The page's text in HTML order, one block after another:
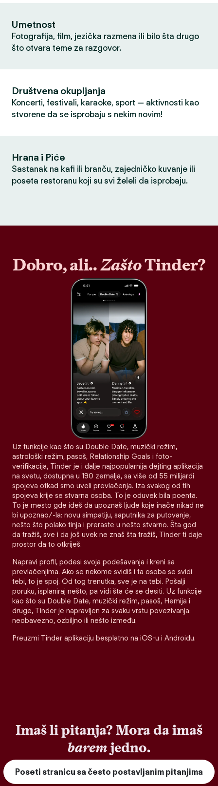
Umetnost
Fotografija, film, jezička razmena ili bilo šta drugo
što otvara teme za razgovor.
Društvena okupljanja
Koncerti, festivali, karaoke, sport — aktivnosti kao
stvorene da se isprobaju s nekim novim!
Hrana i Piće
Sastanak na kafi ili branču, zajedničko kuvanje ili
poseta restoranu koji su svi želeli da isprobaju.
Dobro, ali..ZaštoTinder?
Uz funkcije kao što su Double Date, muzički režim,
astrološki režim, pasoš, Relationship Goals i foto-
verifikacija, Tinder je i dalje najpopularnija dejting aplikacija
na svetu, dostupna u 190 zemalja, sa više od 55 milijardi
spojeva otkad smo uveli prevlačenja. Iza svakog od tih
spojeva krije se stvarna osoba. To je oduvek bila poenta.
To je mesto gde ideš da upoznaš ljude koje inače nikad ne
bi upoznao/-la: novu simpatiju, saputnika za putovanje,
nešto što polako tinja i preraste u nešto stvarno. Šta god
da tražiš, sve i da još uvek ne znaš šta tražiš, Tinder ti daje
prostor da to otkriješ.
Napravi profil, podesi svoja podešavanja i kreni sa
prevlačenjima. Ako se nekome svidiš i ta osoba se svidi
tebi, to je spoj. Od tog trenutka, sve je na tebi. Pošalji
poruku, isplaniraj nešto, pa vidi šta će se desiti. Uz funkcije
kao što su Double Date, muzički režim, pasoš, Hemija i
druge, Tinder je napravljen za svaku vrstu povezivanja:
neobavezno, ozbiljno ili nešto između.
Preuzmi Tinder aplikaciju besplatno na iOS-u i Androidu.
Imaš li pitanja? Mora da imaš
baremjedno.
Poseti stranicu sa često postavljanim pitanjima